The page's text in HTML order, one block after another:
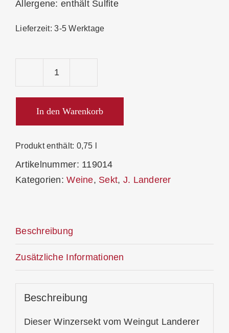
Allergene: enthält Sulfite
Lieferzeit:3-5 Werktage
Pinot
Brut
Menge
In den Warenkorb
Produkt enthält: 0,75 l
Artikelnummer: 119014
Kategorien:Weine, Sekt, J. Landerer
Beschreibung
Zusätzliche Informationen
Beschreibung
Dieser Winzersekt vom Weingut Landerer